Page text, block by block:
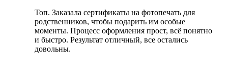
Топ. Заказала сертификаты на фотопечать для
родственников, чтобы подарить им особые
моменты. Процесс оформления прост, всё понятно
и быстро. Результат отличный, все остались
довольны.